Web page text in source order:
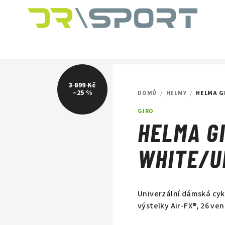
DOMŮ / HELMY / HELMA
GIRO
HELMA
WHITE/
Univerzální dámská
výstelky Air-FX®, 26
3 899 Kč
–25 %